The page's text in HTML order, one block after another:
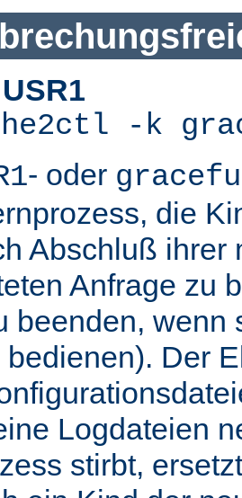
-k
- oder
die
Abschluß ihrer
Anfrage zu
beenden, wenn
Der
Logdateien
stirbt,